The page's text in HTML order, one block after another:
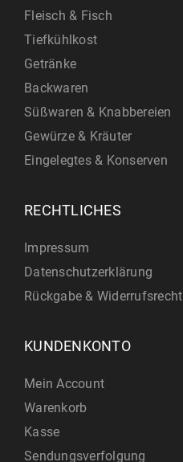
Fleisch & Fisch
Tiefkühlkost
Getränke
Backwaren
Süßwaren & Knabbereien
Gewürze & Kräuter
Eingelegtes & Konserven
RECHTLICHES
Impressum
Datenschutzerklärung
Rückgabe & Widerrufsrecht
KUNDENKONTO
Mein Account
Warenkorb
Kasse
Sendungsverfolgung